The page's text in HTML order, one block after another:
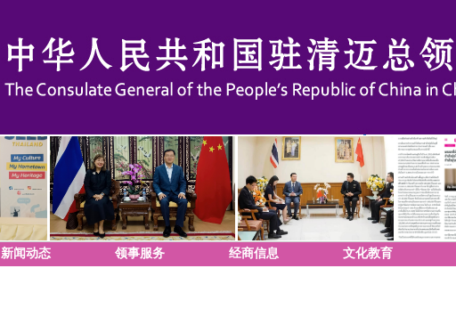
新闻动态 领事服务 经商信息 文化教育